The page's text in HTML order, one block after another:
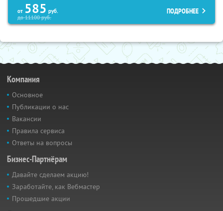
от 585 руб.
до11100руб.
ПОДРОБНЕЕ
Компания
Основное
Публикации о нас
Вакансии
Правила сервиса
Ответы на вопросы
Бизнес-Партнёрам
Давайте сделаем акцию!
Заработайте, как Вебмастер
Прошедшие акции